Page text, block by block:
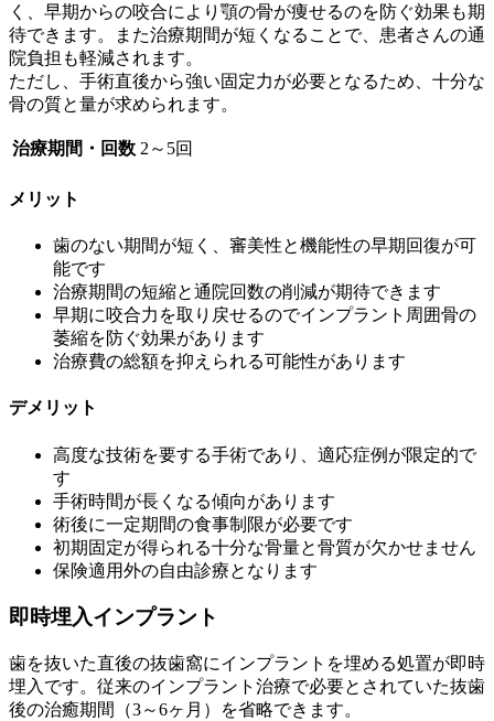
く、早期からの咬合により顎の骨が痩せるのを防ぐ効果も期
待できます。また治療期間が短くなることで、患者さんの通
院負担も軽減されます。
ただし、手術直後から強い固定力が必要となるため、十分な
骨の質と量が求められます。
治療期間・回数 2～5回
メリット
歯のない期間が短く、審美性と機能性の早期回復が可
能です
治療期間の短縮と通院回数の削減が期待できます
早期に咬合力を取り戻せるのでインプラント周囲骨の
萎縮を防ぐ効果があります
治療費の総額を抑えられる可能性があります
デメリット
高度な技術を要する手術であり、適応症例が限定的で
す
手術時間が長くなる傾向があります
術後に一定期間の食事制限が必要です
初期固定が得られる十分な骨量と骨質が欠かせません
保険適用外の自由診療となります
即時埋入インプラント
歯を抜いた直後の抜歯窩にインプラントを埋める処置が即時
埋入です。従来のインプラント治療で必要とされていた抜歯
後の治癒期間（3～6ヶ月）を省略できます。